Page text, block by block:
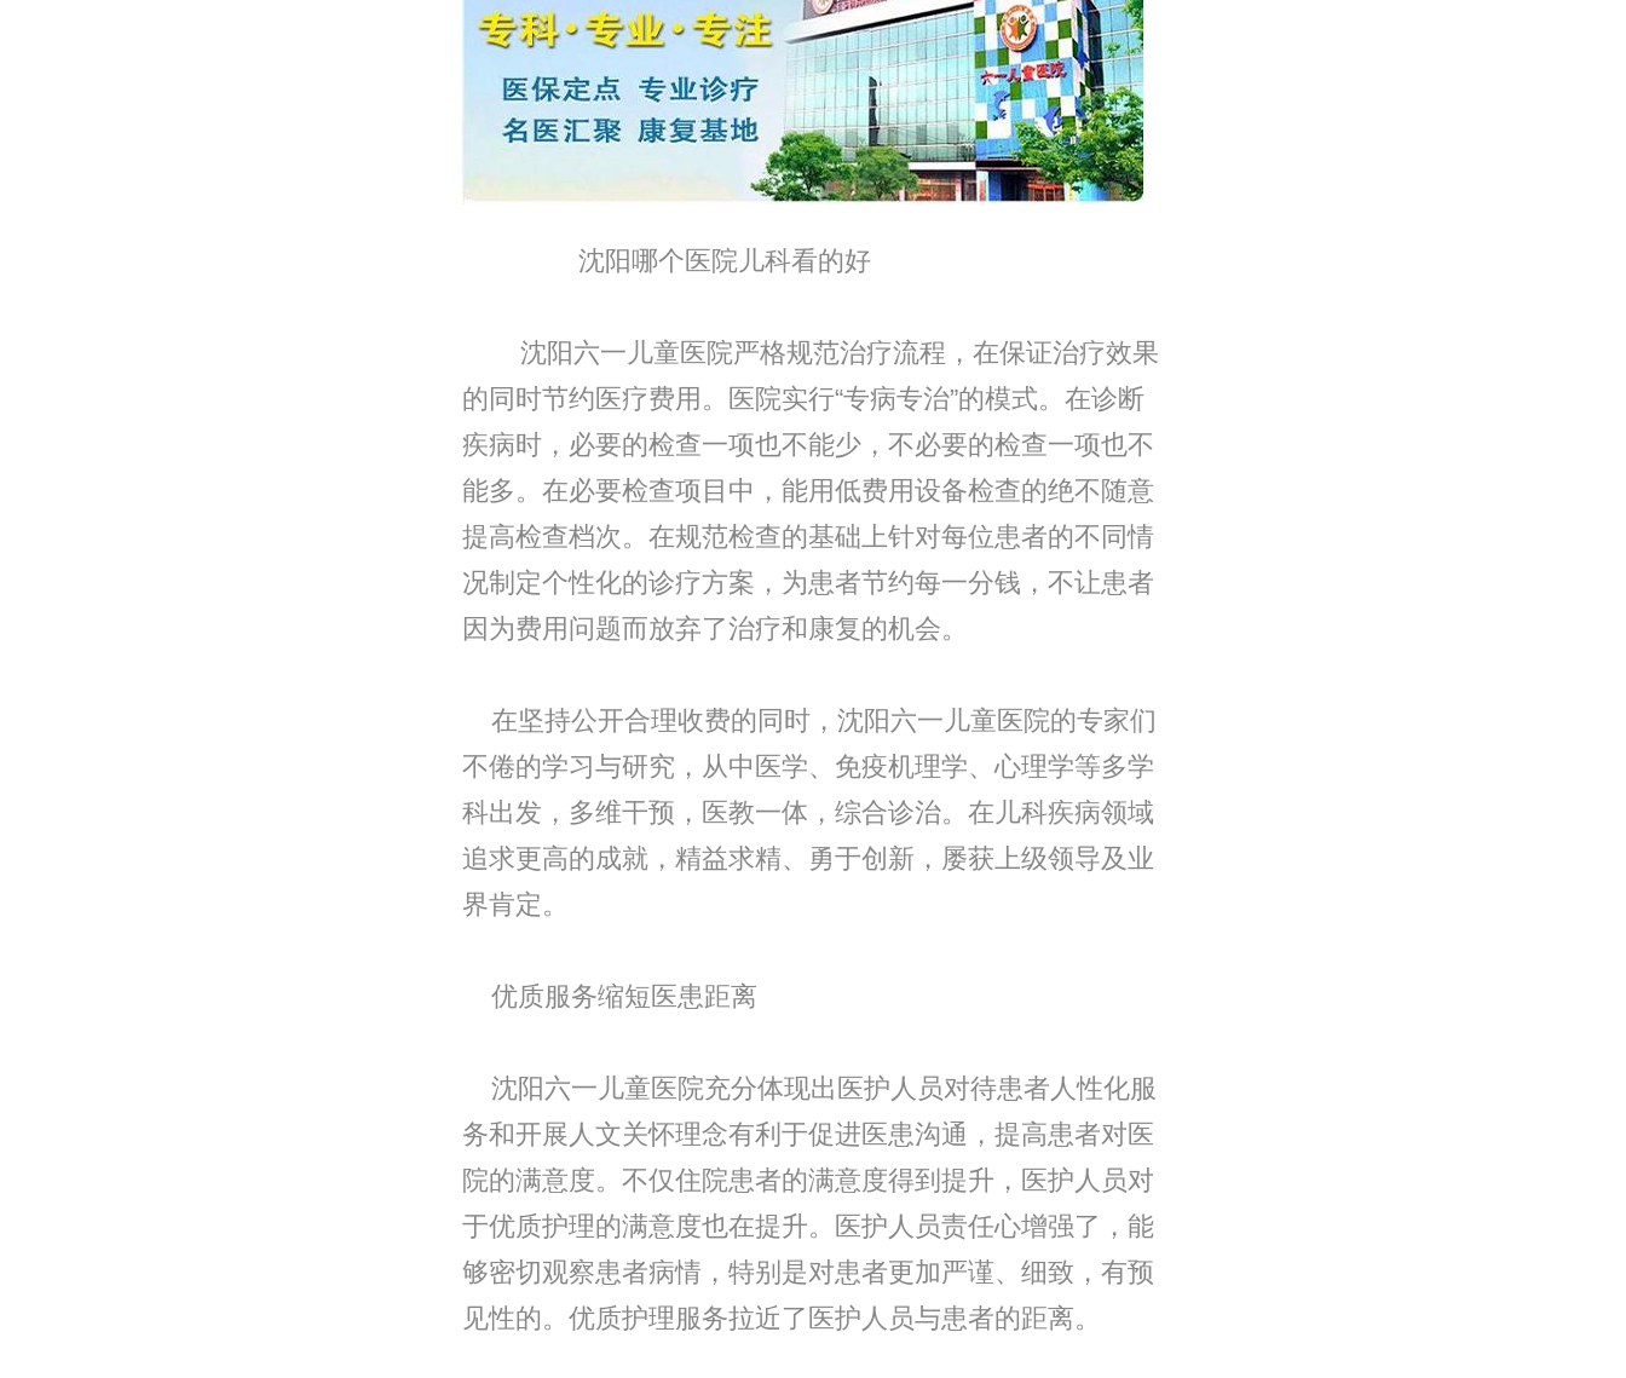
沈阳哪个医院儿科看的好
沈阳六一儿童医院严格规范治疗流程，在保证治疗效果
的同时节约医疗费用。医院实行“专病专治”的模式。在诊断
疾病时，必要的检查一项也不能少，不必要的检查一项也不
能多。在必要检查项目中，能用低费用设备检查的绝不随意
提高检查档次。在规范检查的基础上针对每位患者的不同情
况制定个性化的诊疗方案，为患者节约每一分钱，不让患者
因为费用问题而放弃了治疗和康复的机会。
在坚持公开合理收费的同时，沈阳六一儿童医院的专家们
不倦的学习与研究，从中医学、免疫机理学、心理学等多学
科出发，多维干预，医教一体，综合诊治。在儿科疾病领域
追求更高的成就，精益求精、勇于创新，屡获上级领导及业
界肯定。
优质服务缩短医患距离
沈阳六一儿童医院充分体现出医护人员对待患者人性化服
务和开展人文关怀理念有利于促进医患沟通，提高患者对医
院的满意度。不仅住院患者的满意度得到提升，医护人员对
于优质护理的满意度也在提升。医护人员责任心增强了，能
够密切观察患者病情，特别是对患者更加严谨、细致，有预
见性的。优质护理服务拉近了医护人员与患者的距离。